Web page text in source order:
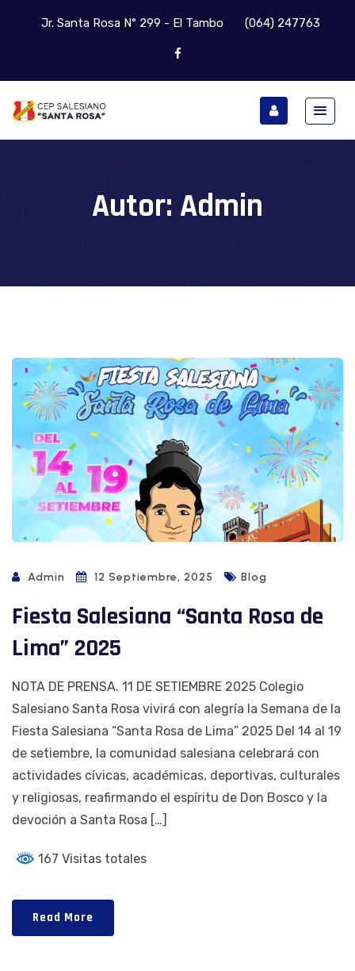
Jr. Santa Rosa N° 299 - El Tambo (064) 247763
Autor: Admin
Admin 12 Septiembre, 2025 Blog
Fiesta Salesiana “Santa Rosa de
Lima” 2025
NOTA DE PRENSA. 11 DE SETIEMBRE 2025 Colegio
Salesiano Santa Rosa vivirá con alegría la Semana de la
Fiesta Salesiana “Santa Rosa de Lima” 2025 Del 14 al 19
de setiembre, la comunidad salesiana celebrará con
actividades cívicas, académicas, deportivas, culturales
y religiosas, reafirmando el espíritu de Don Bosco y la
devoción a Santa Rosa […]
167 Visitas totales
Read More